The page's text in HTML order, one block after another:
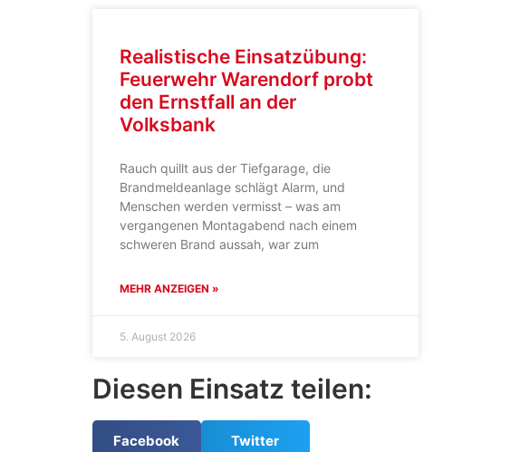
Realistische Einsatzübung:
Feuerwehr Warendorf probt
den Ernstfall an der
Volksbank
Rauch quillt aus der Tiefgarage, die
Brandmeldeanlage schlägt Alarm, und
Menschen werden vermisst – was am
vergangenen Montagabend nach einem
schweren Brand aussah, war zum
MEHR ANZEIGEN »
5. August 2026
Diesen Einsatz teilen:
Facebook Twitter